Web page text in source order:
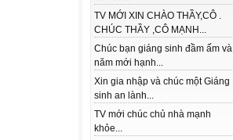
TV MỚI XIN CHÀO THẦY,CÔ .
CHÚC THẦY ,CÔ MẠNH...
Chúc bạn giáng sinh đầm ấm và
năm mới hạnh...
Xin gia nhập và chúc một Giáng
sinh an lành...
TV mới chúc chủ nhà mạnh
khỏe...